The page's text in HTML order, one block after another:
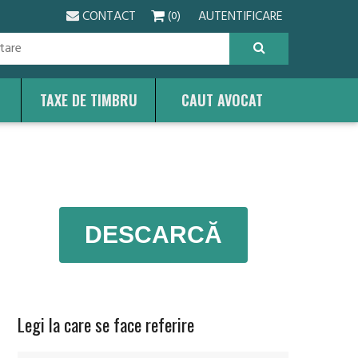
CONTACT (0) AUTENTIFICARE
TAXE DE TIMBRU CAUT AVOCAT
DESCARCĂ
Legi la care se face referire